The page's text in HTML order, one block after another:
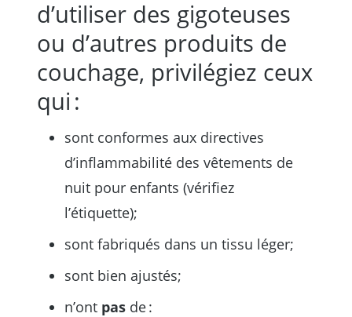
d’utiliser des gigoteuses
ou d’autres produits de
couchage, privilégiez ceux
qui :
sont conformes aux directives
d’inflammabilité des vêtements de
nuit pour enfants (vérifiez
l’étiquette);
sont fabriqués dans un tissu léger;
sont bien ajustés;
n’ont pas de :